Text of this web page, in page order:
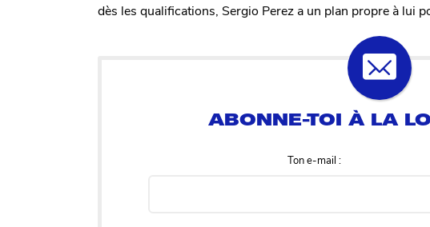
dès les qualifications, Sergio Perez a un plan propre à lui
Ton e-mail :